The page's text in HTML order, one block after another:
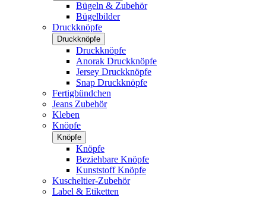
Bügeln & Zubehör
Bügelbilder
Druckknöpfe
Druckknöpfe
Druckknöpfe
Anorak Druckknöpfe
Jersey Druckknöpfe
Snap Druckknöpfe
Fertigbündchen
Jeans Zubehör
Kleben
Knöpfe
Knöpfe
Knöpfe
Beziehbare Knöpfe
Kunststoff Knöpfe
Kuscheltier-Zubehör
Label & Etiketten